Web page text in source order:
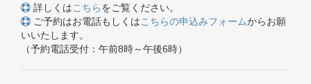
詳しくはこちらをご覧ください。
ご予約はお電話もしくはこちらの申込みフォームからお願
いいたします。
（予約電話受付：午前8時～午後6時）